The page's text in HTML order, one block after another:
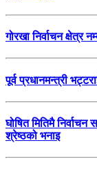
गोरखा निर्वाचन क्षेत्र
पूर्व प्रधानमन्त्री
घोषित मितिमै
श्रेष्ठको भनाइ